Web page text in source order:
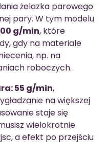
żelazka parowego
pary. W tym modelu
g/min, które
gdy na materiale
np. na
roboczych.
55 g/min,
na większej
staje się
wielokrotnie
a efekt po przejściu